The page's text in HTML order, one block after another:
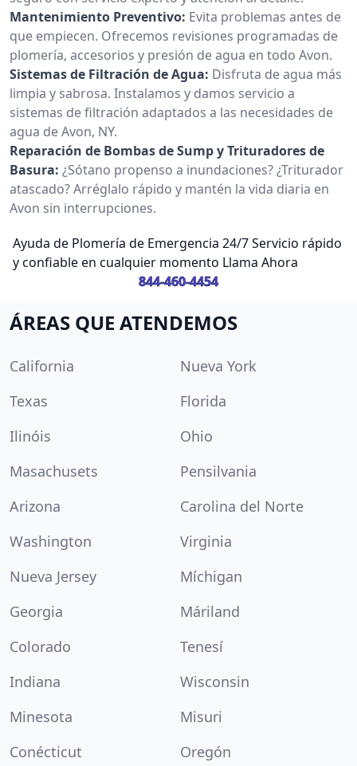
Mantenimiento Preventivo: Evita problemas antes de
que empiecen. Ofrecemos revisiones programadas de
plomería, accesorios y presión de agua en todo Avon.
Sistemas de Filtración de Agua: Disfruta de agua más
limpia y sabrosa. Instalamos y damos servicio a
sistemas de filtración adaptados a las necesidades de
agua de Avon, NY.
Reparación de Bombas de Sump y Trituradores de
Basura: ¿Sótano propenso a inundaciones? ¿Triturador
atascado? Arréglalo rápido y mantén la vida diaria en
Avon sin interrupciones.
Ayuda de Plomería de Emergencia 24/7 Servicio rápido
y confiable en cualquier momento Llama Ahora
844-460-4454
ÁREAS QUE ATENDEMOS
California
Nueva York
Texas
Florida
Ilinóis
Ohio
Masachusets
Pensilvania
Arizona
Carolina del Norte
Washington
Virginia
Nueva Jersey
Míchigan
Georgia
Máriland
Colorado
Tenesí
Indiana
Wisconsin
Minesota
Misuri
Conécticut
Oregón